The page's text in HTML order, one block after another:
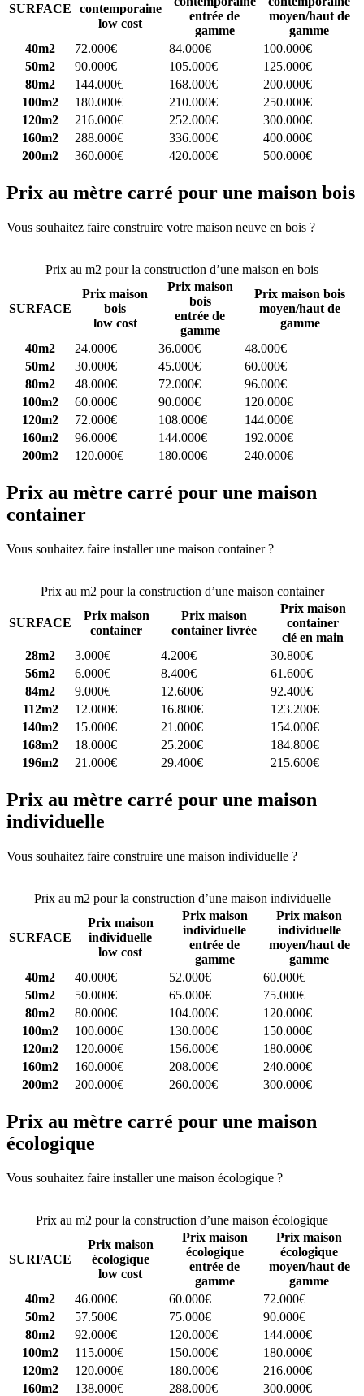
SURFACE
contemporaine
low cost
entrée de
gamme
moyen/haut de
gamme
40m2
72.000€ 84.000€
100.000€
50m2
90.000€ 105.000€
125.000€
80m2
144.000€ 168.000€
200.000€
100m2
180.000€ 210.000€
250.000€
120m2
216.000€ 252.000€
300.000€
160m2
288.000€ 336.000€
400.000€
200m2
360.000€ 420.000€ 500.000€
Prix au mètre carré pour une maison bois
Vous souhaitez faire construire votre maison neuve en bois ?
Prix au m2 pour la construction d’une maison en bois
SURFACE
Prix maison
bois
low cost
Prix maison
bois
entrée de
gamme
Prix maison bois
moyen/haut de
gamme
40m2
24.000€ 36.000€
48.000€
50m2
30.000€ 45.000€
60.000€
80m2
48.000€ 72.000€
96.000€
100m2
60.000€ 90.000€
120.000€
120m2
72.000€ 108.000€
144.000€
160m2
96.000€ 144.000€
192.000€
200m2
120.000€ 180.000€ 240.000€
Prix au mètre carré pour une maison
container
Vous souhaitez faire installer une maison container ?
Prix au m2 pour la construction d’une maison container
SURFACE
Prix maison
container
Prix maison
container livrée
Prix maison
container
clé en main
28m2
3.000€ 4.200€
30.800€
56m2
6.000€ 8.400€
61.600€
84m2
9.000€ 12.600€
92.400€
112m2
12.000€ 16.800€
123.200€
140m2
15.000€ 21.000€
154.000€
168m2
18.000€ 25.200€
184.800€
196m2
21.000€ 29.400€ 215.600€
Prix au mètre carré pour une maison
individuelle
Vous souhaitez faire construire une maison individuelle ?
Prix au m2 pour la construction d’une maison individuelle
SURFACE
Prix maison
individuelle
low cost
Prix maison
individuelle
entrée de
gamme
Prix maison
individuelle
moyen/haut de
gamme
40m2
40.000€ 52.000€
60.000€
50m2
50.000€ 65.000€
75.000€
80m2
80.000€ 104.000€
120.000€
100m2
100.000€ 130.000€
150.000€
120m2
120.000€ 156.000€
180.000€
160m2
160.000€ 208.000€
240.000€
200m2
200.000€ 260.000€ 300.000€
Prix au mètre carré pour une maison
écologique
Vous souhaitez faire installer une maison écologique ?
Prix au m2 pour la construction d’une maison écologique
SURFACE
Prix maison
écologique
low cost
Prix maison
écologique
entrée de
gamme
Prix maison
écologique
moyen/haut de
gamme
40m2
46.000€ 60.000€
72.000€
50m2
57.500€ 75.000€
90.000€
80m2
92.000€ 120.000€
144.000€
100m2
115.000€ 150.000€
180.000€
120m2
120.000€ 180.000€
216.000€
160m2
138.000€ 288.000€
300.000€